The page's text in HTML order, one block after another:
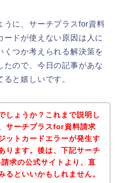
うに、サーチプラスfor資料
ドが使えない原因は人に
くつか考えられる解決策を
たので、今日の記事があな
と嬉しいです。
しょうか？これまで説明し
サーチプラスfor資料請求
ットカードエラーが発生す
ります。後は、下記サーチ
求の公式サイトより、直
るといいかもしれません。